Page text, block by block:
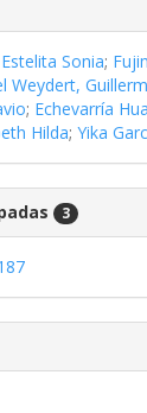
Sonia;
Weydert,
; Echevarría
Hilda; Yika
3